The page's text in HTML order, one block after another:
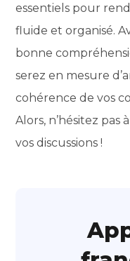
essentiels pour
fluide et organisé.
bonne
serez en mesure
cohérence de vos
Alors, n’hésitez pas
vos discussions !